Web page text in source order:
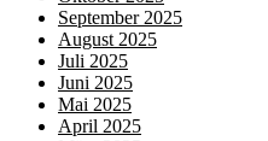
September 2025
August 2025
Juli 2025
Juni 2025
Mai 2025
April 2025